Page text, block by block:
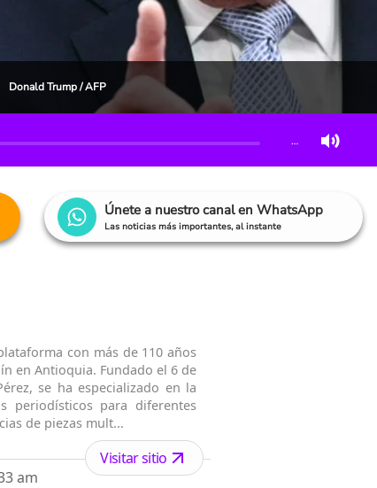
Donald Trump / AFP
…
Únete a nuestro canal en WhatsApp
Las noticias más importantes, al instante
con más de 110 años
en Antioquia. Fundado el 6 de
se ha especializado en la
periodísticos para diferentes
de piezas mult...
am
Visitar sitio